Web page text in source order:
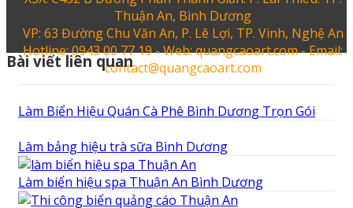
Thuận An, Bình Dương
VP: 63 Đường Chu Văn An, P. Lê Lợi, TP. Vinh, Nghệ An
Hotline: 0943 00 77 19 - Web: quangcaoart.com - Email:
contact@quangcaoart.com
Bài viết liên quan
Làm Biển Hiệu Quán Cà Phê Bình Dương Trọn Gói
Làm bảng hiệu trà sữa Bình Dương
Làm biển hiệu spa Thuận An Bình Dương